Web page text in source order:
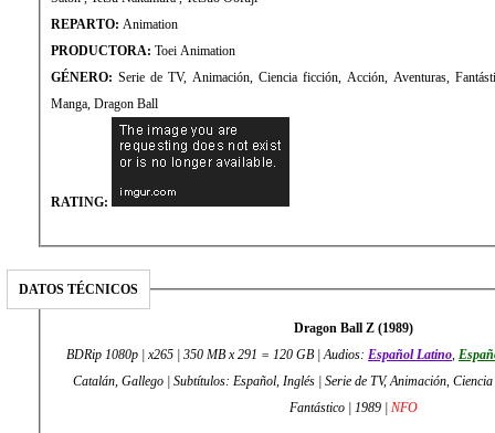
REPARTO: Animation
PRODUCTORA: Toei Animation
GÉNERO: Serie de TV, Animación, Ciencia ficción, Acción, Aventuras, Fantástico | Artes marciales,
Manga, Dragon Ball
RATING:
DATOS TÉCNICOS
Dragon Ball Z (1989)
BDRip 1080p | x265 | 350 MB x 291 = 120 GB | Audios: Español Latino
Catalán, Gallego | Subtítulos: Español, Inglés | Serie de TV, Animación,
Fantástico | 1989 | NFO